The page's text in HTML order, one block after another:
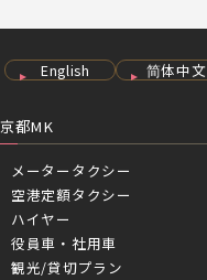
English 简体中文
京都MK
メータータクシー
空港定額タクシー
ハイヤー
役員車・社用車
観光/貸切プラン